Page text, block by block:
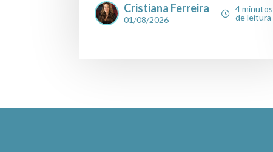
Cristiana Ferreira
01/08/2026
4 minutos
de leitura